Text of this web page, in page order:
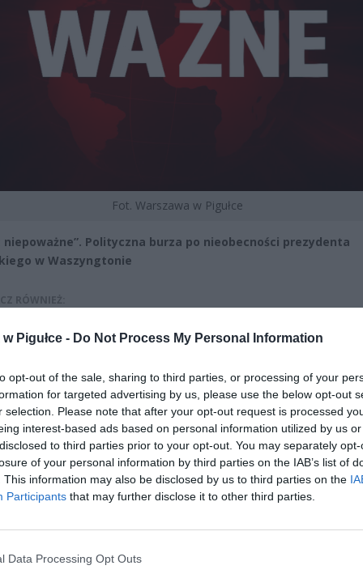
Pigułce - Do Not Process My Personal Information
opt-out of the sale, sharing to third parties, or processing of your
for targeted advertising by us, please use the below opt-out
selection. Please note that after your opt-out request is processed
interest-based ads based on personal information utilized by us
to third parties prior to your opt-out. You may separately
of your personal information by third parties on the IAB’s list of
This information may also be disclosed by us to third parties on the
Participants that may further disclose it to other third parties.
Data Processing Opt Outs
Fot. Warszawa w Pigułce
niepoważne”. Polityczna burza po nieobecności prezydenta
w Waszyngtonie
RÓWNIEŻ:
senior przy emeryturze 2200, 2400, 2600 i 2700 zł
przecenił hit do kuchni. Air fryer tańszy aż o 150 zł, a to
2026 16:06